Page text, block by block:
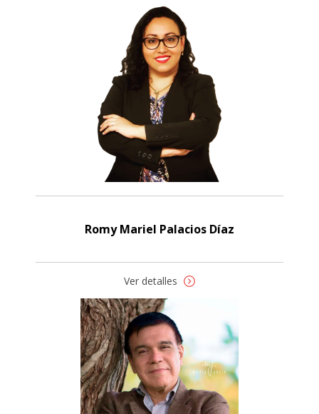
Romy Mariel Palacios Díaz
Ver detalles